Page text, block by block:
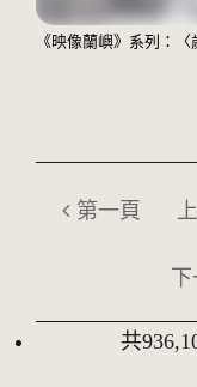
《映像蘭嶼》系列：〈
第一頁
共